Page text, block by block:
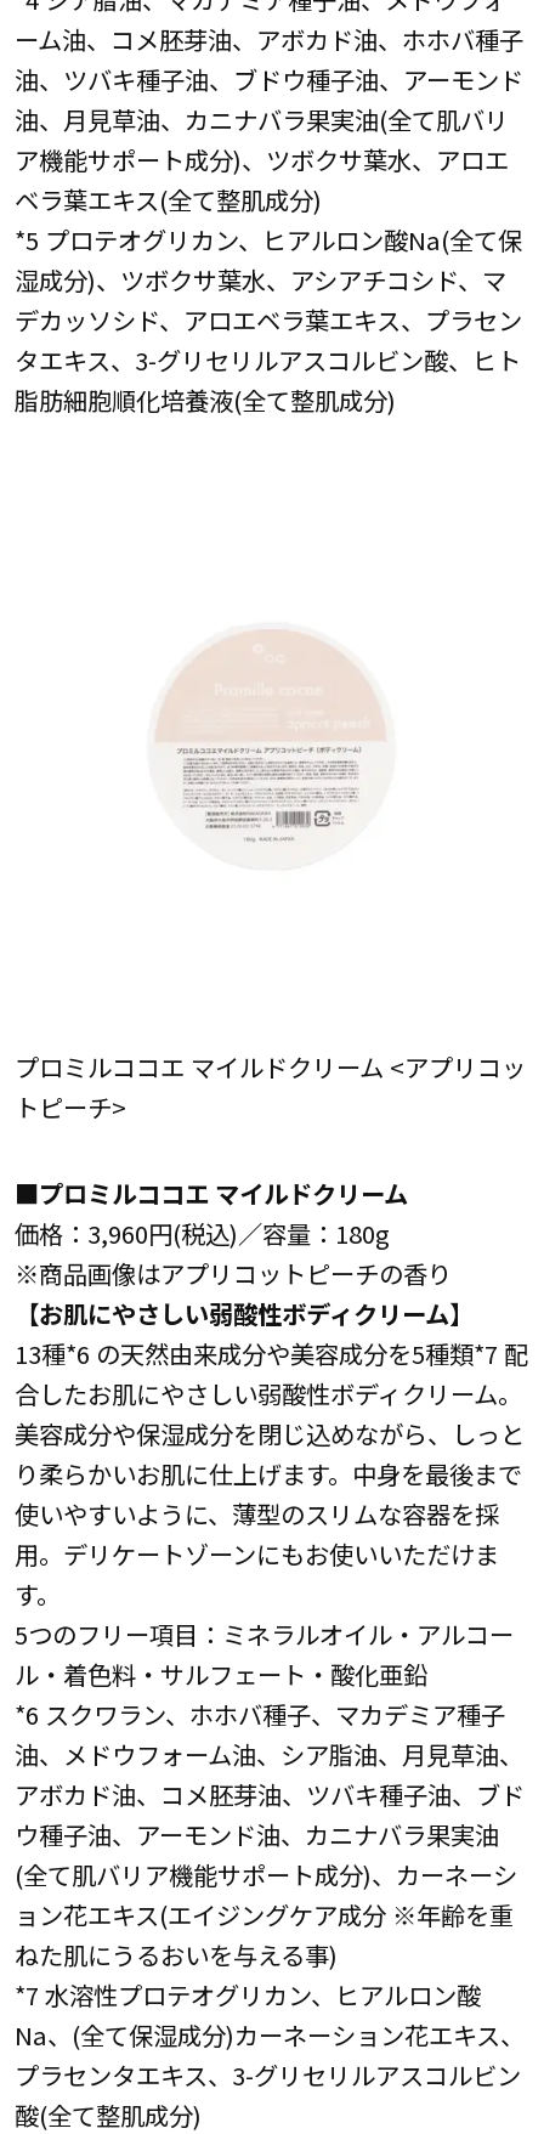
ーム油、コメ胚芽油、アボカド油、ホホバ種子
油、ツバキ種子油、ブドウ種子油、アーモンド
油、月見草油、カニナバラ果実油(全て肌バリ
ア機能サポート成分)、ツボクサ葉水、アロエ
ベラ葉エキス(全て整肌成分)
*5 プロテオグリカン、ヒアルロン酸Na(全て保
湿成分)、ツボクサ葉水、アシアチコシド、マ
デカッソシド、アロエベラ葉エキス、プラセン
タエキス、3-グリセリルアスコルビン酸、ヒト
脂肪細胞順化培養液(全て整肌成分)
プロミルココエ マイルドクリーム <アプリコッ
トピーチ>
■プロミルココエ マイルドクリーム
価格：3,960円(税込)／容量：180g
※商品画像はアプリコットピーチの香り
【お肌にやさしい弱酸性ボディクリーム】
13種*6 の天然由来成分や美容成分を5種類*7 配
合したお肌にやさしい弱酸性ボディクリーム。
美容成分や保湿成分を閉じ込めながら、しっと
り柔らかいお肌に仕上げます。中身を最後まで
使いやすいように、薄型のスリムな容器を採
用。デリケートゾーンにもお使いいただけま
す。
5つのフリー項目：ミネラルオイル・アルコー
ル・着色料・サルフェート・酸化亜鉛
*6 スクワラン、ホホバ種子、マカデミア種子
油、メドウフォーム油、シア脂油、月見草油、
アボカド油、コメ胚芽油、ツバキ種子油、ブド
ウ種子油、アーモンド油、カニナバラ果実油
(全て肌バリア機能サポート成分)、カーネーシ
ョン花エキス(エイジングケア成分 ※年齢を重
ねた肌にうるおいを与える事)
*7 水溶性プロテオグリカン、ヒアルロン酸
Na、(全て保湿成分)カーネーション花エキス、
プラセンタエキス、3-グリセリルアスコルビン
酸(全て整肌成分)